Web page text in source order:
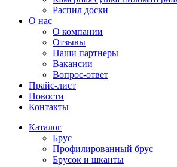
Распил доски
О нас
О компании
Отзывы
Наши партнеры
Вакансии
Вопрос-ответ
Прайс-лист
Новости
Контакты
Каталог
Брус
Профилированный брус
Брусок и шканты